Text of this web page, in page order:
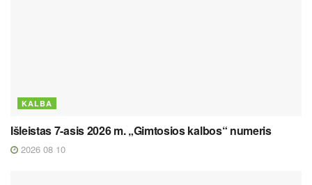
KALBA
Išleistas 7-asis 2026 m. „Gimtosios kalbos“ numeris
2026 08 10